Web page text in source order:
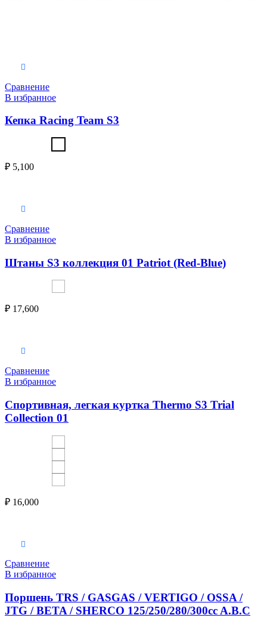
Сравнение
В избранное
Кепка Racing Team S3
₽ 5,100
Сравнение
В избранное
Штаны S3 коллекция 01 Patriot (Red-Blue)
₽ 17,600
Сравнение
В избранное
Спортивная, легкая куртка Thermo S3 Trial
Collection 01
₽ 16,000
Сравнение
В избранное
Поршень TRS / GASGAS / VERTIGO / OSSA /
JTG / BETA / SHERCO 125/250/280/300cc A.B.C